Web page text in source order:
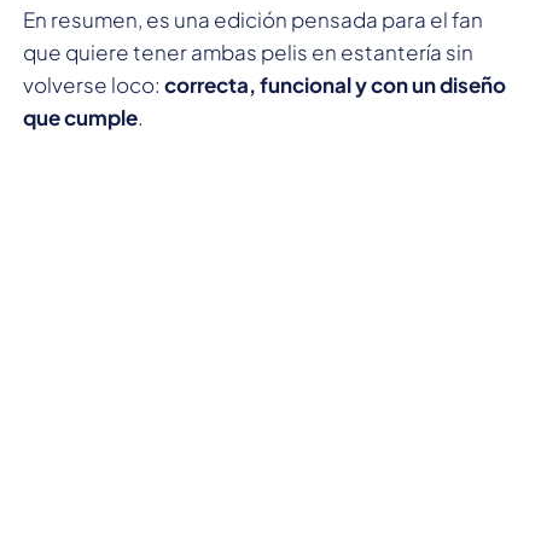
En resumen, es una edición pensada para el fan
que quiere tener ambas pelis en estantería sin
volverse loco: correcta, funcional y con un diseño
que cumple.